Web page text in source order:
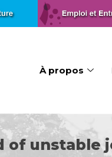
À propos
of unstable